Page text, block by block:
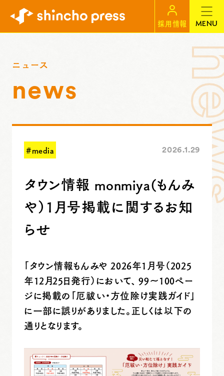
採用情報 MENU
ニュース
news
#media 2026.1.29
タウン情報 monmiya(もんみ
や）1月号掲載に関するお知
らせ
「タウン情報もんみや 2026年1月号（2025
年12月25日発行）において、 99〜100ペー
ジに掲載の「厄祓い・方位除け実践ガイド」
に一部に誤りがありました。正しくは以下の
通りとなります。